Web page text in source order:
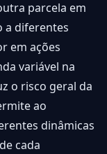
parcela em
a diferentes
em ações
variável na
o risco geral da
ao
dinâmicas
cada